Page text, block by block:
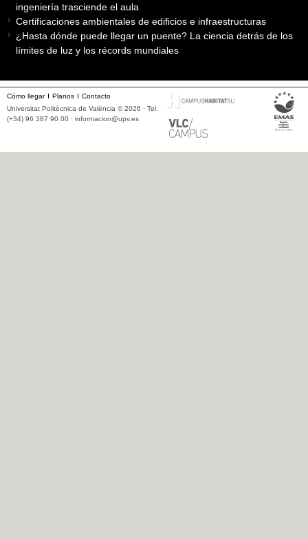
ingeniería trasciende el aula
Certificaciones ambientales de edificios e infraestructuras
¿Hasta dónde puede llegar un puente? La ciencia detrás de los
límites de luz y los récords mundiales
Cómo llegar Planos
Contacto
Universitat Politècnica de València © 2026 · Tel.
(+34) 96 387 90 00 · informacion@upv.es